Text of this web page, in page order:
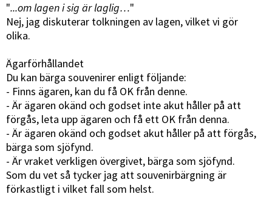
"...om lagen i sig är laglig…"
Nej, jag diskuterar tolkningen av lagen, vilket vi gör
olika.
Ägarförhållandet
Du kan bärga souvenirer enligt följande:
- Finns ägaren, kan du få OK från denne.
- Är ägaren okänd och godset inte akut håller på att
förgås, leta upp ägaren och få ett OK från denna.
- Är ägaren okänd och godset akut håller på att förgås,
bärga som sjöfynd.
- Är vraket verkligen övergivet, bärga som sjöfynd.
Som du vet så tycker jag att souvenirbärgning är
förkastligt i vilket fall som helst.